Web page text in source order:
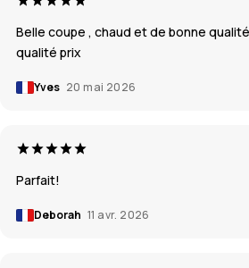
Belle coupe , chaud et de bonne
qualité prix
Yves 20 mai 2026
Parfait!
Deborah 11 avr. 2026